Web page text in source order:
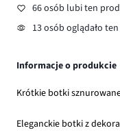
66 osób lubi ten
13 osób oglądało
Informacje o produkcie
Krótkie botki
Eleganckie botki z